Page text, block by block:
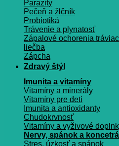
Parazity
Pečeň a žlčník
Probiotiká
Trávenie a plynatosť
Zápalové ochorenia
liečba
Zápcha
Zdravý štýl
Imunita a vitamíny
Vitamíny a minerály
Vitamíny pre deti
Imunita a antioxidanty
Chudokrvnosť
Vitamíny a vyživové
Nervy, spánok a
Stres, úzkosť a spánok